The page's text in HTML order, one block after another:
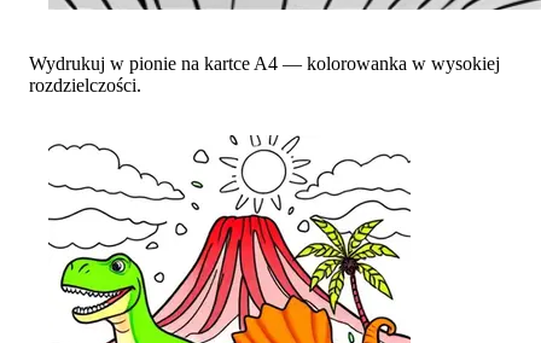
Wydrukuj w pionie na kartce A4 — kolorowanka w wysokiej
rozdzielczości.